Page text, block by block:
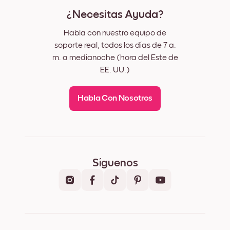
¿Necesitas Ayuda?
Habla con nuestro equipo de
soporte real, todos los días de 7 a.
m. a medianoche (hora del Este de
EE. UU.)
Habla Con Nosotros
Síguenos